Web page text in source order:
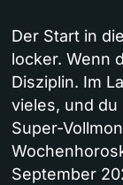
Der Start in
locker. Wenn
Disziplin. Im
vieles, und
Super-
September